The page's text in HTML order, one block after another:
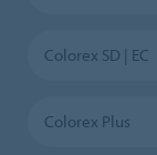
Colorex SD | EC
Colorex Plus